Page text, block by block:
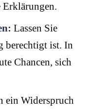
Erklärungen.
Lassen Sie
berechtigt ist. In
Chancen, sich
ein Widerspruch